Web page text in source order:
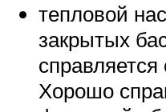
тепловой
закрытых
Хорошо